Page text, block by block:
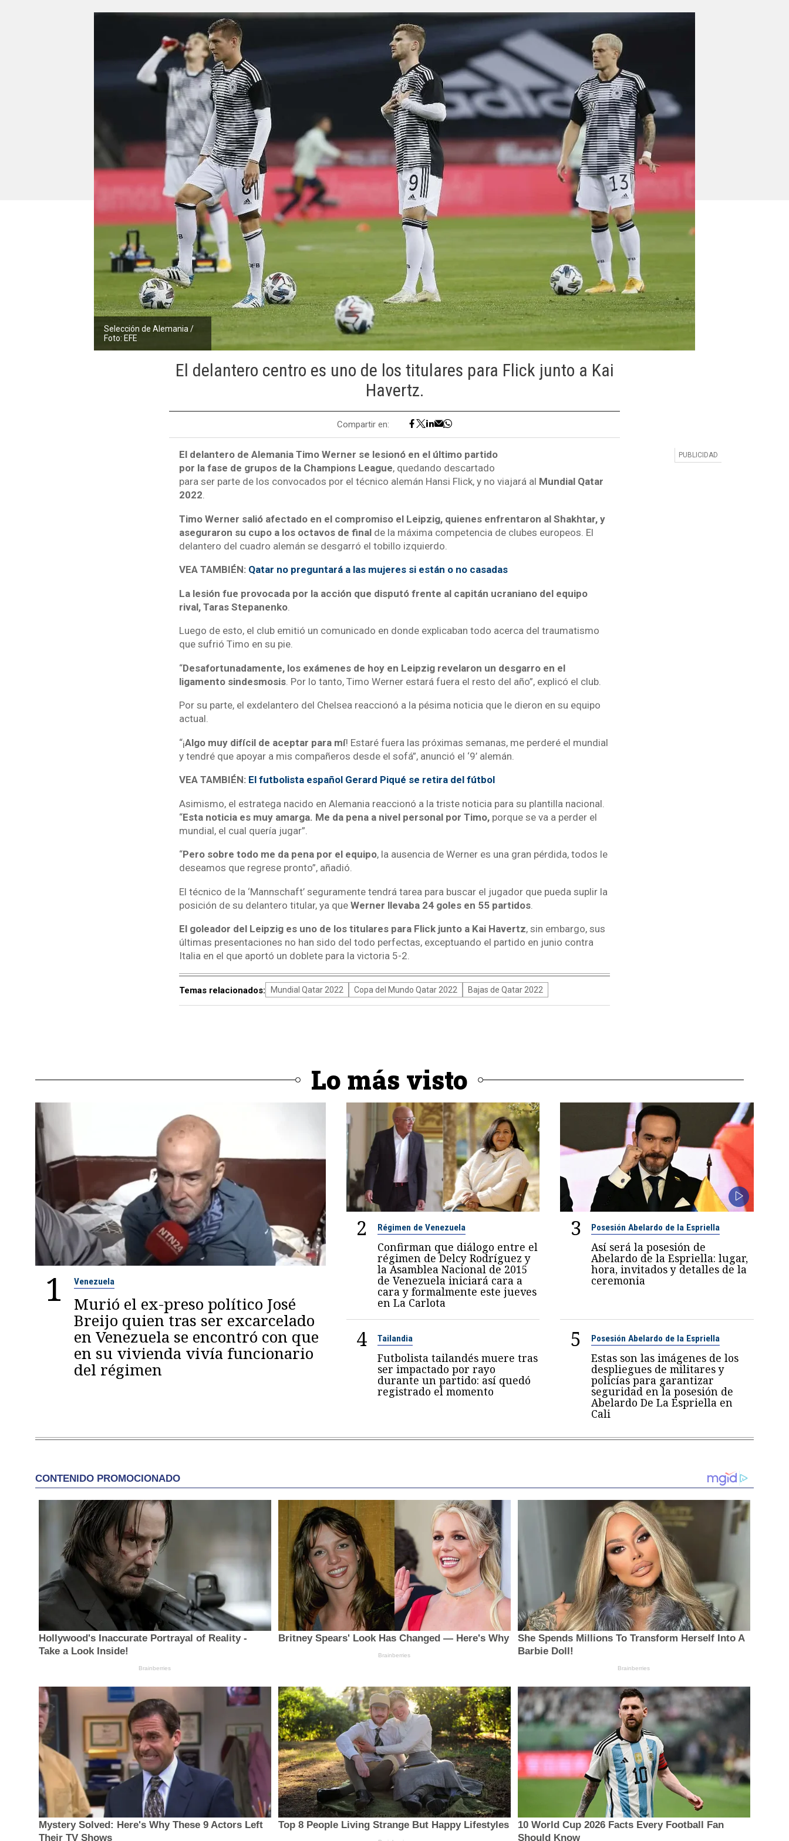
Selección de Alemania /
Foto: EFE
El delantero centro es uno de los titulares para Flick junto a Kai
Havertz.
Compartir en:
El delantero de Alemania Timo Werner se lesionó en el último partido
por la fase de grupos de la Champions League, quedando descartado
para ser parte de los convocados por el técnico alemán Hansi Flick, y no viajará al Mundial Qatar
2022.
Timo Werner salió afectado en el compromiso el Leipzig, quienes enfrentaron al Shakhtar, y
aseguraron su cupo a los octavos de finalde la máxima competencia de clubes europeos. El
delantero del cuadro alemán se desgarró el tobillo izquierdo.
VEA TAMBIÉN: Qatar no preguntará a las mujeres si están o no casadas
La lesión fue provocada por la acción que disputó frente al capitán ucraniano del equipo
rival, Taras Stepanenko.
Luego de esto, el club emitió un comunicado en donde explicaban todo acerca del traumatismo
que sufrió Timo en su pie.
“Desafortunadamente, los exámenes de hoy en Leipzig revelaron un desgarro en el
ligamento sindesmosis. Por lo tanto, Timo Werner estará fuera el resto del año”, explicó el club.
Por su parte, el exdelantero del Chelsea reaccionó a la pésima noticia que le dieron en su equipo
actual.
“¡Algo muy difícil de aceptar para mí! Estaré fuera las próximas semanas, me perderé el mundial
y tendré que apoyar a mis compañeros desde el sofá”, anunció el ‘9’ alemán.
VEA TAMBIÉN: El futbolista español Gerard Piqué se retira del fútbol
Asimismo, el estratega nacido en Alemania reaccionó a la triste noticia para su plantilla nacional.
“Esta noticia es muy amarga. Me da pena a nivel personal por Timo,porque se va a perder el
mundial, el cual quería jugar”.
“Pero sobre todo me da pena por el equipo, la ausencia de Werner es una gran pérdida, todos le
deseamos que regrese pronto”, añadió.
El técnico de la ‘Mannschaft’ seguramente tendrá tarea para buscar el jugador que pueda suplir la
posición de su delantero titular, ya que Werner llevaba 24 goles en 55 partidos.
El goleador del Leipzig es uno de los titulares para Flick junto a Kai Havertz, sin embargo, sus
últimas presentaciones no han sido del todo perfectas, exceptuando el partido en junio contra
Italia en el que aportó un doblete para la victoria 5-2.
Temas relacionados: Mundial Qatar 2022 Copa del Mundo Qatar 2022 Bajas de Qatar 2022
Lo más visto
1 Venezuela
Murió el ex-preso político José
Breijo quien tras ser excarcelado
en Venezuela se encontró con que
en su vivienda vivía funcionario
del régimen
2 Régimen de Venezuela
Confirman que diálogo entre el
régimen de Delcy Rodríguez y
la Asamblea Nacional de 2015
de Venezuela iniciará cara a
cara y formalmente este jueves
en La Carlota
3 Posesión Abelardo de la Espriella
Así será la posesión de
Abelardo de la Espriella: lugar,
hora, invitados y detalles de la
ceremonia
4 Tailandia
Futbolista tailandés muere tras
ser impactado por rayo
durante un partido: así quedó
registrado el momento
5 Posesión Abelardo de la Espriella
Estas son las imágenes de los
despliegues de militares y
policías para garantizar
seguridad en la posesión de
Abelardo De La Espriella en
Cali